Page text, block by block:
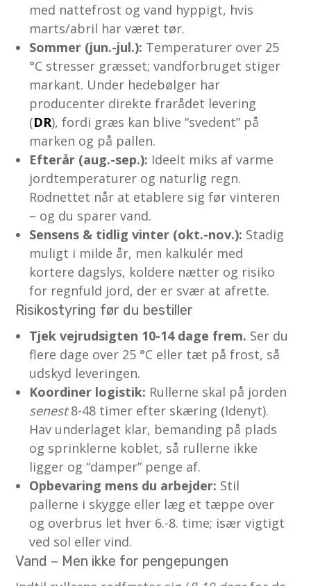
med nattefrost og vand hyppigt, hvis
marts/abril har været tør.
Sommer (jun.-jul.): Temperaturer over 25
°C stresser græsset; vandforbruget stiger
markant. Under hedebølger har
producenter direkte frarådet levering
(DR), fordi græs kan blive “svedent” på
marken og på pallen.
Efterår (aug.-sep.): Ideelt miks af varme
jordtemperaturer og naturlig regn.
Rodnettet når at etablere sig før vinteren
– og du sparer vand.
Sensens & tidlig vinter (okt.-nov.): Stadig
muligt i milde år, men kalkulér med
kortere dagslys, koldere nætter og risiko
for regnfuld jord, der er svær at afrette.
Risikostyring før du bestiller
Tjek vejrudsigten 10-14 dage frem. Ser du
flere dage over 25 °C eller tæt på frost, så
udskyd leveringen.
Koordiner logistik: Rullerne skal på jorden
senest8-48 timer efter skæring (Idenyt).
Hav underlaget klar, bemanding på plads
og sprinklerne koblet, så rullerne ikke
ligger og “damper” penge af.
Opbevaring mens du arbejder: Stil
pallerne i skygge eller læg et tæppe over
og overbrus let hver 6.-8. time; især vigtigt
ved sol eller vind.
Vand – Men ikke for pengepungen